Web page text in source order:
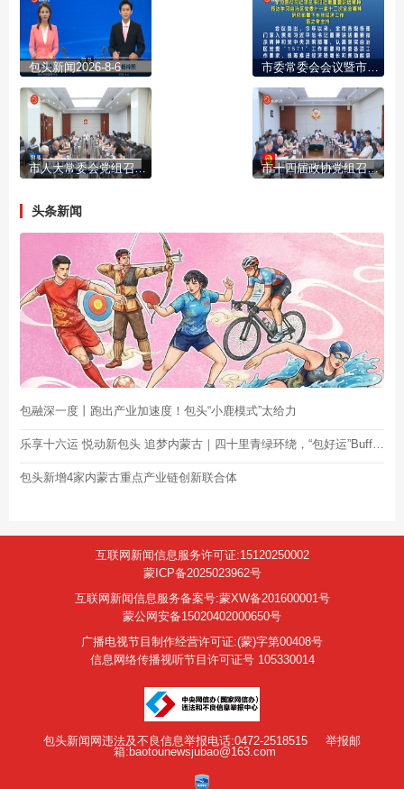
包头新闻2026-8-6
市人大常委会党组召开(扩大)会议 市十四届政协党组召开第95次会议
头条新闻
包融深一度丨跑出产业加速度！包头“小鹿模式”太给力
乐享十六运 悦动新包头 追梦内蒙古｜四十里青绿环绕，“包好运”Buff叠加！
包头新增4家内蒙古重点产业链创新联合体
互联网新闻信息服务许可证:15120250002
蒙ICP备2025023962号
互联网新闻信息服务备案号:蒙XW备201600001号
蒙公网安备15020402000650号
广播电视节目制作经营许可证:(蒙)字第00408号
信息网络传播视听节目许可证号 105330014
包头新闻网违法及不良信息举报电话:0472-2518515
举报邮
箱:baotounewsjubao@163.com